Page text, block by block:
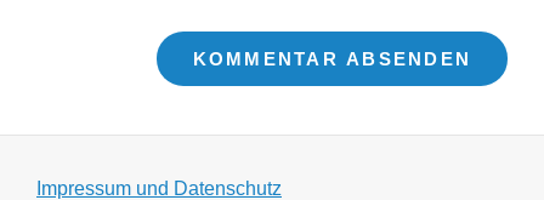
Impressum und Datenschutz